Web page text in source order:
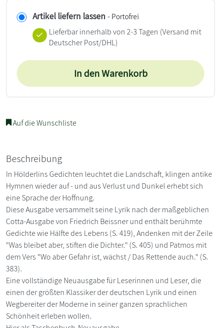
Artikel liefern lassen - Portofrei
Lieferbar innerhalb von 2-3 Tagen (Versand mit
Deutscher Post/DHL)
In den Warenkorb
Auf die Wunschliste
Beschreibung
In Hölderlins Gedichten leuchtet die Landschaft, klingen antike
Hymnen wieder auf - und aus Verlust und Dunkel erhebt sich
eine Sprache der Hoffnung.
Diese Ausgabe versammelt seine Lyrik nach der maßgeblichen
Cotta-Ausgabe von Friedrich Beissner und enthält berühmte
Gedichte wie Hälfte des Lebens (S. 419), Andenken mit der Zeile
"Was bleibet aber, stiften die Dichter." (S. 405) und Patmos mit
dem Vers "Wo aber Gefahr ist, wächst / Das Rettende auch." (S.
383).
Eine vollständige Neuausgabe für Leserinnen und Leser, die
einen der größten Klassiker der deutschen Lyrik und einen
Wegbereiter der Moderne in seiner ganzen sprachlichen
Schönheit erleben wollen.